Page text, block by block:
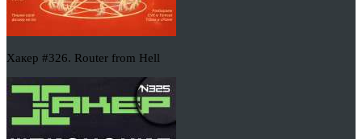
Хакер #326. Router from Hell